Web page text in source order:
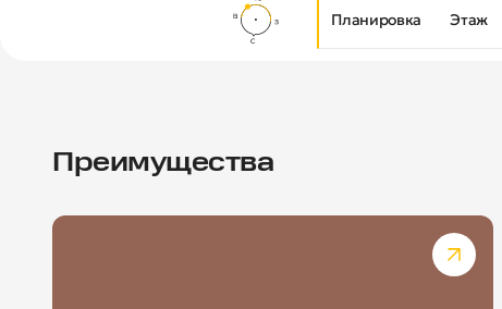
Планировка Этаж
Преимущества